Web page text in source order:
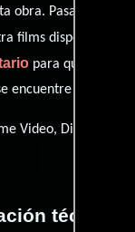
obra. Pasa por
films disponibles.
para que le
encuentre disponible
Video, Disney+
técnica y